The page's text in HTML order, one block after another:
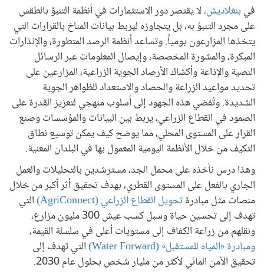
في بنغلاديش،لا يقتصر دور الاستثمارات في أنظمة التنبؤ بالطقس
على مجرد التنبؤ به، بل يتجاوزه ليربط بيانات المناخ بالقرارات التي
يتخذها المزارعون يومياً. وتساعد أنظمة الرصد المتطورة، والإنذارات
المبكرة، والمشورة المخصصة، وإيصال المعلومات عبر الرسائل
النصية والإذاعة وأكشاك الأرصاد الجوية الزراعية، المزارعين على
تحديد مواعيد الزراعة والحصاد والاستعداد للظواهر الجوية
الشديدة. وتُفضي هذه الجهود إلى أسلوب منهجي لتعزيز القدرة على
الصمود في القطاع الزراعي، يربط بين البيانات والمؤسسات وصنع
القرار على المستوى المحلي، مما يوضح كيف يمكن توسيع نطاق
التكيف من خلال الأنظمة اليومية المعمول بها في البلدان المعنية.
وهذا درس نأخذه على محمل الجد، مسترشدين بالتحليلات والعمل
الجاري بالفعل على المستوى القطري، بهدف تحقيق أثر أكبر من خلال
منصات مثل مبادرةتحويل القطاع الزراعي (AgriConnect)
التي
تهدف إلى تحسين حياة وسبل كسب عيش 300 مليون مزارع،
ونقلهم من زراعة الكفاف إلى مستويات أعلى في سلسلة القيمة،
ومبادرة «المياه للمستقبل» (Water Forward)
التي تهدف إلى
تحقيق الأمن المائي لأكثر من مليار شخص بحلول عام 2030.